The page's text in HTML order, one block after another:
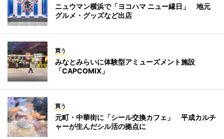
ニュウマン横浜で「ヨコハマ ニュー縁日」 地元
グルメ・グッズなど出店
買う
みなとみらいに体験型アミューズメント施設
「CAPCOMIX」
買う
元町・中華街に「シール交換カフェ」 平成カルチ
ャーが生んだシル活の拠点に